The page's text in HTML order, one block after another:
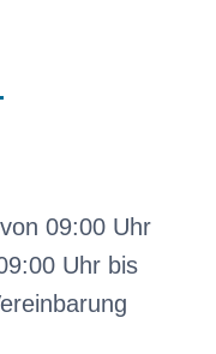
09:00 Uhr
Uhr bis